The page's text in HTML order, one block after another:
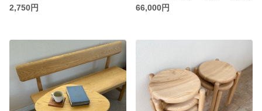
2,750円
66,000円